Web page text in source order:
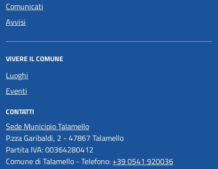
Comunicati
Avvisi
VIVERE IL COMUNE
Luoghi
Eventi
CONTATTI
Sede Municipio Talamello
P.zza Garibaldi, 2 - 47867 Talamello
Partita IVA: 00364280412
Comune di Talamello - Telefono: +39 0541 920036